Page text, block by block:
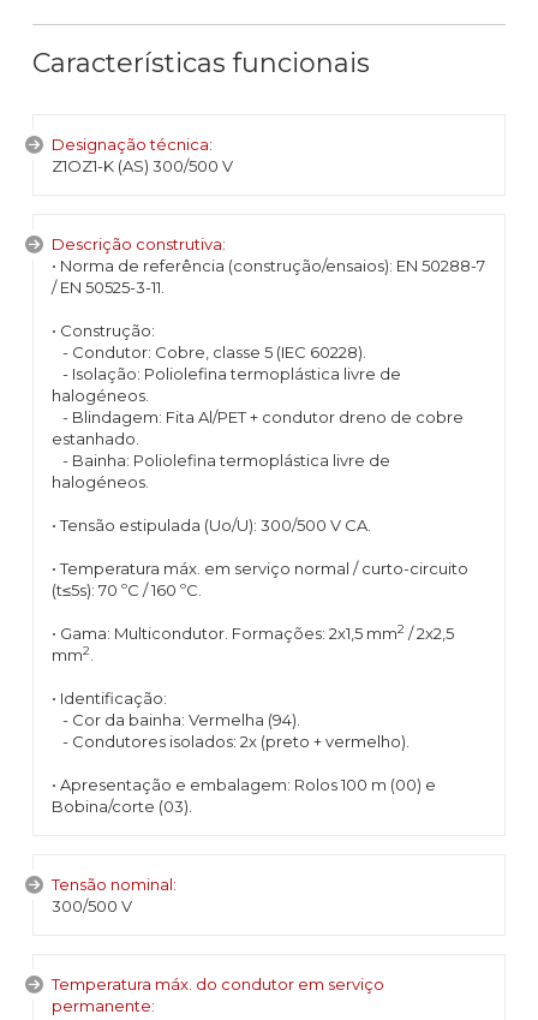
Características funcionais
Designação técnica:
Z1OZ1-K (AS) 300/500 V
Descrição construtiva:
• Norma de referência (construção/ensaios): EN 50288-7
/ EN 50525-3-11.
• Construção:
- Condutor: Cobre, classe 5 (IEC 60228).
- Isolação: Poliolefina termoplástica livre de
halogéneos.
- Blindagem: Fita Al/PET + condutor dreno de cobre
estanhado.
- Bainha: Poliolefina termoplástica livre de
halogéneos.
• Tensão estipulada (Uo/U): 300/500 V CA.
• Temperatura máx. em serviço normal / curto-circuito
(t≤5s): 70 ºC / 160 ºC.
• Gama: Multicondutor. Formações: 2x1,5 mm2 / 2x2,5
mm2
• Identificação:
- Cor da bainha: Vermelha (94).
- Condutores isolados: 2x (preto + vermelho).
• Apresentação e embalagem: Rolos 100 m (00) e
Bobina/corte (03).
Tensão nominal:
300/500 V
Temperatura máx. do condutor em serviço
permanente: